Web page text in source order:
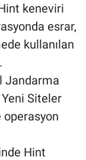
keneviri
esrar,
kullanılan
Jandarma
Siteler
Hint